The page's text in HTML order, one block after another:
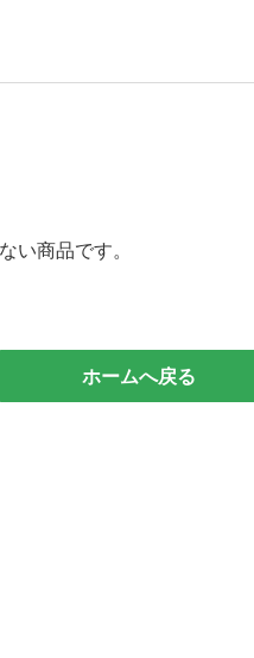
い商品です。
ホームへ戻る